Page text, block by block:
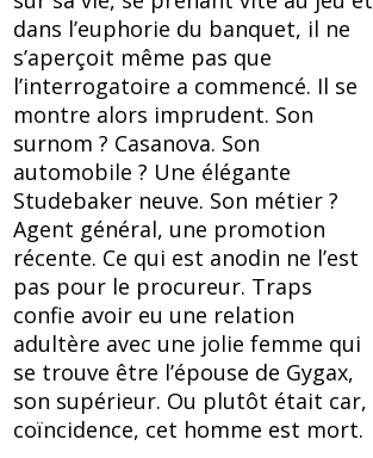
dans l’euphorie du banquet, il ne
s’aperçoit même pas que
l’interrogatoire a commencé. Il se
montre alors imprudent. Son
surnom ? Casanova. Son
automobile ? Une élégante
Studebaker neuve. Son métier ?
Agent général, une promotion
récente. Ce qui est anodin ne l’est
pas pour le procureur. Traps
confie avoir eu une relation
adultère avec une jolie femme qui
se trouve être l’épouse de Gygax,
son supérieur. Ou plutôt était car,
coïncidence, cet homme est mort.